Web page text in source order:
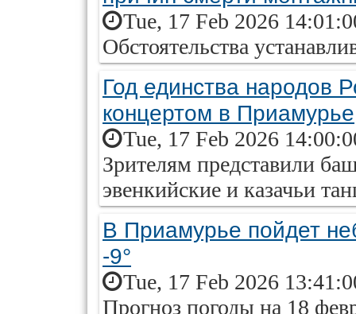
Tue, 17 Feb 2026
Обстоятельства
Год единства народов
концертом в Приамурье
Tue, 17 Feb 2026
Зрителям представили
эвенкийские и казачьи
В Приамурье пойдет
-9°
Tue, 17 Feb 2026
Прогноз погоды на 18